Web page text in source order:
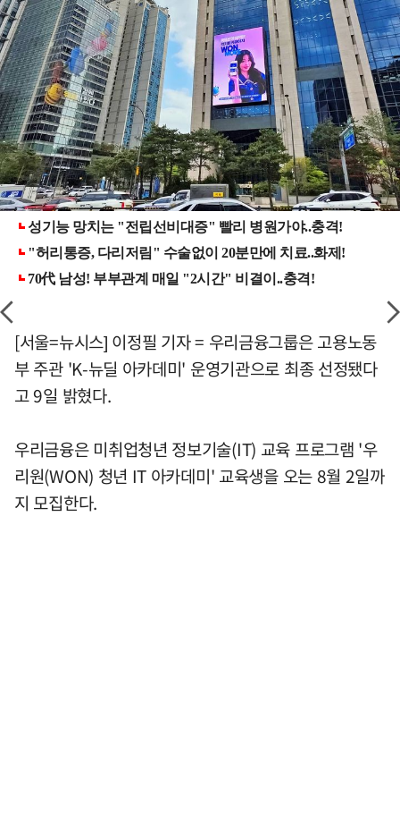
[서울=뉴시스] 이정필 기자 = 우리금융그룹은 고용노동
부 주관 'K-뉴딜 아카데미' 운영기관으로 최종 선정됐다
고 9일 밝혔다.
우리금융은 미취업청년 정보기술(IT) 교육 프로그램 '우
리원(WON) 청년 IT 아카데미' 교육생을 오는 8월 2일까
지 모집한다.